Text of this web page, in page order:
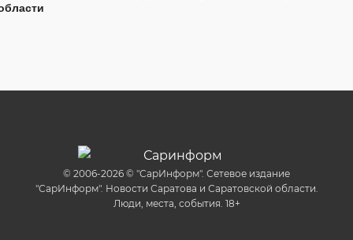
© 2006-2026 © "СарИнформ". Сетевое издание
"СарИнформ". Новости Саратова и Саратовской области.
Люди, места, события. 18+